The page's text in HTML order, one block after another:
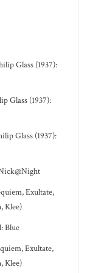
Glass (1937):
Glass (1937):
Glass (1937):
Exultate,
Klee)
Blue
Exultate,
Klee)